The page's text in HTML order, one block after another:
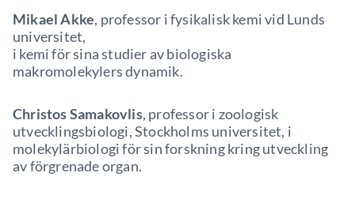
Mikael Akke, professor i fysikalisk kemi vid Lunds
universitet,
i kemi för sina studier av biologiska
makromolekylers dynamik.
Christos Samakovlis, professor i zoologisk
utvecklingsbiologi, Stockholms universitet, i
molekylärbiologi för sin forskning kring utveckling
av förgrenade organ.